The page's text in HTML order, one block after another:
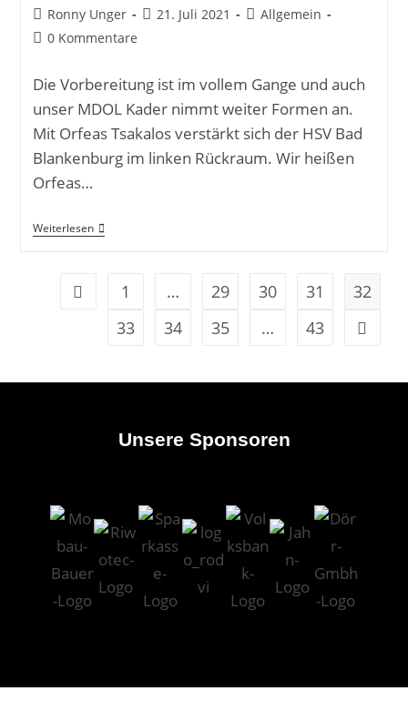
Ronny Unger 21. Juli 2021
Allgemein
0 Kommentare
Die Vorbereitung ist im vollem Gange und auch
unser MDOL Kader nimmt weiter Formen an.
Mit Orfeas Tsakalos verstärkt sich der HSV Bad
Blankenburg im linken Rückraum. Wir heißen
Orfeas…
Weiterlesen
1 … 29 30 31
32
33
34 35 … 43
Unsere Sponsoren